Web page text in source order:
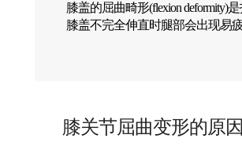
膝盖的屈曲畸形(flexion deformity)
膝盖不完全伸直时腿部会出现易
膝关节屈曲变形的原因